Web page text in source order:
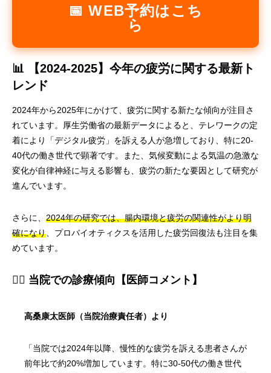
📅 WEB予約はこち
ら
📊 【2024-2025】今年の疲労に関する最新ト
レンド
2024年から2025年にかけて、疲労に関する新たな傾向が注目さ
れています。厚生労働省の最新データによると、テレワークの定
着により「デジタル疲労」を訴える人が急増しており、特に20-
40代の働き世代で顕著です。また、気候変動による気温の急激な
変化が自律神経に与える影響も、疲労の新たな要因として研究が
進んでいます。
さらに、 2024年の研究では、腸内環境と疲労の関連性がより明
確になり 、プロバイオティクスを活用した疲労回復法も注目を集
めています。
👨‍⚕️ 当院での診療傾向【医師コメント】
高桑康太医師（当院治療責任者）より
「当院では2024年以降、慢性的な疲労を訴える患者さんが
前年比で約20%増加しています。特に30-50代の働き世代